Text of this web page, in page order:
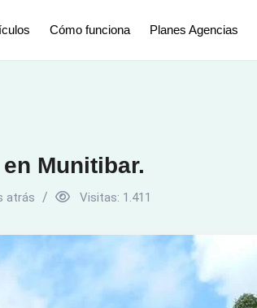
Cómo funciona Planes Agencias
Munitibar.
atrás Visitas: 1.411